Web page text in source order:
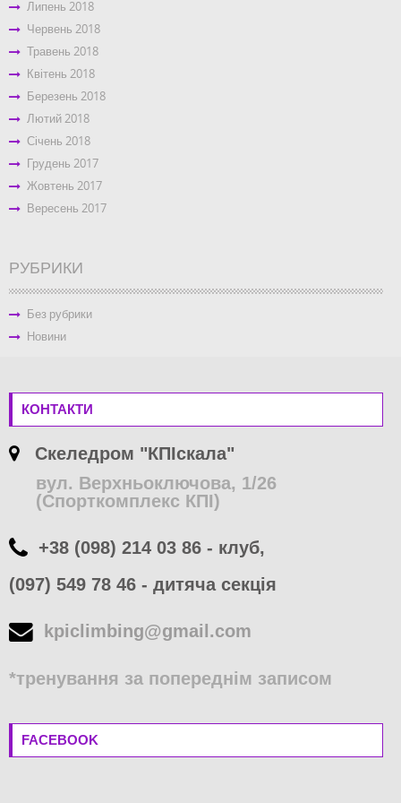
Липень 2018
Червень 2018
Травень 2018
Квітень 2018
Березень 2018
Лютий 2018
Січень 2018
Грудень 2017
Жовтень 2017
Вересень 2017
РУБРИКИ
Без рубрики
Новини
КОНТАКТИ
Скеледром "КПІскала"
вул. Верхньоключова, 1/26
(Спорткомплекс КПІ)
+38 (098) 214 03 86 - клуб,
(097) 549 78 46 - дитяча секція
kpiclimbing@gmail.com
*тренування за попереднім записом
FACEBOOK